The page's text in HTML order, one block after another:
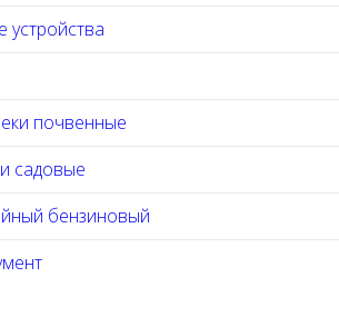
устройства
почвенные
садовые
бензиновый